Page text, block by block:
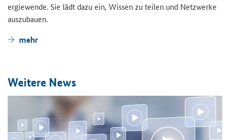
er­gie­wen­de. Sie lädt dazu ein, Wis­sen zu tei­len und Netz­wer­ke
aus­zu­bau­en.
mehr
Wei­te­re News